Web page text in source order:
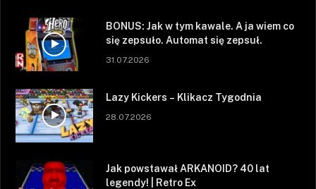
BONUS: Jak w tym kawale. A ja wiem co
się zepsuło. Automat się zepsuł.
31.07.2026
Lazy Kickers – Klikacz Tygodnia
28.07.2026
Jak powstawał ARKANOID? 40 lat
legendy! | Retro Ex